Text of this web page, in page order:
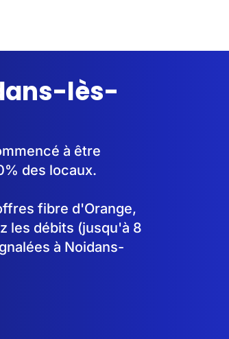
lès-
à être
des locaux.
fibre d'Orange,
les débits (jusqu'à 8
à Noidans-